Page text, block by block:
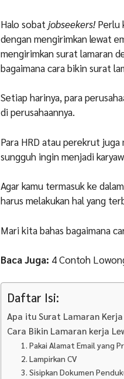
Halo sobat jobseekers!Perlu
dengan mengirimkan lewat
mengirimkan surat lamaran
bagaimana cara bikin surat
Setiap harinya, para
di perusahaannya.
Para HRD atau perekrut juga
sungguh ingin menjadi
Agar kamu termasuk ke
harus melakukan hal yang
Mari kita bahas bagaimana
Baca Juga: 4 Contoh
Daftar Isi:
Apa itu Surat Lamaran Kerja
Cara Bikin Lamaran kerja
1. Pakai Alamat Email yang
2. Lampirkan CV
3. Sisipkan Dokumen